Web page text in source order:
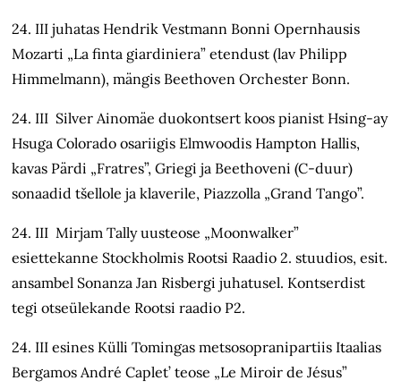
24. III juhatas Hendrik Vestmann Bonni Opernhausis
Mozarti „La finta giardiniera” etendust (lav Philipp
Himmelmann), mängis Beethoven Orchester Bonn.
24. III Silver Ainomäe duokontsert koos pianist Hsing-ay
Hsuga Colorado osariigis Elmwoodis Hampton Hallis,
kavas Pärdi „Fratres”, Griegi ja Beethoveni (C-duur)
sonaadid tšellole ja klaverile, Piazzolla „Grand Tango”.
24. III Mirjam Tally uusteose „Moonwalker”
esiettekanne Stockholmis Rootsi Raadio 2. stuudios, esit.
ansambel Sonanza Jan Risbergi juhatusel. Kontserdist
tegi otseülekande Rootsi raadio P2.
24. III esines Külli Tomingas metsosopranipartiis Itaalias
Bergamos André Caplet’ teose „Le Miroir de Jésus”